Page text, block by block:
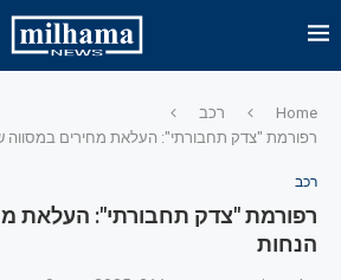
Home
רכב
רפורמת "צדק תחבורתי": העלאת מחירים במסווה
רכב
רפורמת "צדק תחבורתי": העלאת
הנחות